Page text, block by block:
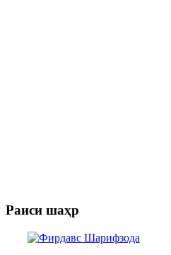
Раиси шаҳр